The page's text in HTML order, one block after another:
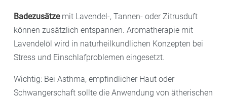
Badezusätzemit Lavendel-, Tannen- oder Zitrusduft
können zusätzlich entspannen. Aromatherapie mit
Lavendelöl wird in naturheilkundlichen Konzepten bei
Stress und Einschlafproblemen eingesetzt.
Wichtig: Bei Asthma, empfindlicher Haut oder
Schwangerschaft sollte die Anwendung von ätherischen